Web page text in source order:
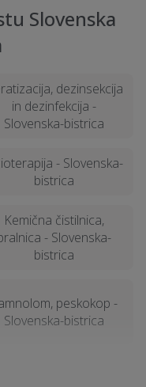
Slovenska
dezinsekcija
in dezinfekcija -
Slovenska-bistrica
- Slovenska-
bistrica
Kemična čistilnica,
- Slovenska-
bistrica
peskokop -
Slovenska-bistrica